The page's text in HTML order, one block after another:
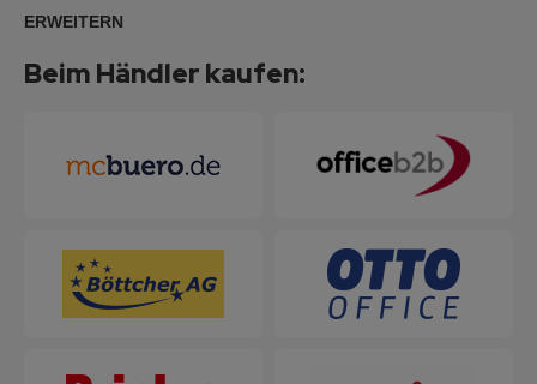
Ausführung und für mobile Präsentationen als
oder Querformat eingesetzt werden (Klappbare
Füßen (Tiefe: 60 cm) und speziellen
Verbindungselementen, die ein einfaches
Version: 150 x 120 cm; Tafelgröße Klappbare
Version: (2x) 75 x 120 cm; Gesamthöhe: 190 cm.
ERWEITERN
Beim Händler kaufen: